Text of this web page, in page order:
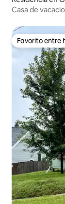
Casa de
Favorito entre
Favorito entre